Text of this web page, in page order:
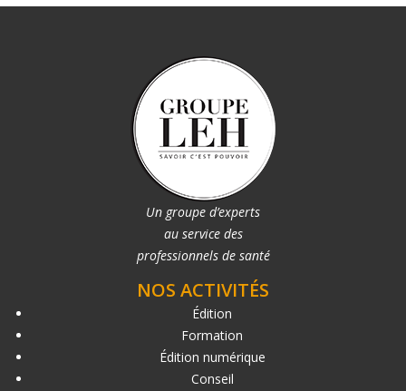
Un groupe d’experts
au service des
professionnels de santé
NOS ACTIVITÉS
Édition
Formation
Édition numérique
Conseil